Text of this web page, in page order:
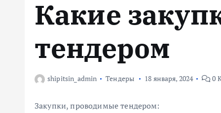
Какие
тендером
shipitsin_admin Тендеры 18 января, 2024 0
Закупки, проводимые тендером: